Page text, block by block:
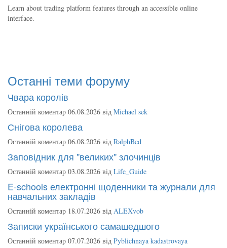
Learn about trading platform features through an accessible online
interface.
Останні теми форуму
Чвара королів
Останній коментар 06.08.2026 від Michael sek
Снігова королева
Останній коментар 06.08.2026 від RalphBed
Заповідник для "великих" злочинців
Останній коментар 03.08.2026 від Life_Guide
E-schools електронні щоденники та журнали для
навчальних закладів
Останній коментар 18.07.2026 від ALEXvob
Записки українського самашедшого
Останній коментар 07.07.2026 від Pyblichnaya kadastrovaya